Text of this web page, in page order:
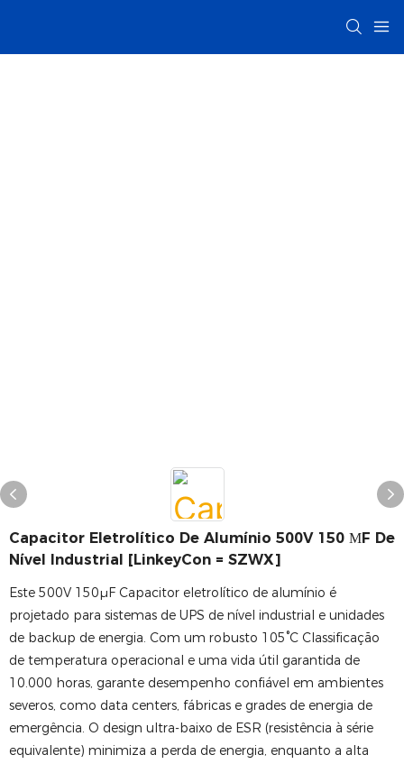
Capacitor Eletrolítico De Alumínio 500V 150 ΜF De
Nível Industrial [LinkeyCon = SZWX]
Este 500V 150μF Capacitor eletrolítico de alumínio é
projetado para sistemas de UPS de nível industrial e unidades
de backup de energia. Com um robusto 105°C Classificação
de temperatura operacional e uma vida útil garantida de
10.000 horas, garante desempenho confiável em ambientes
severos, como data centers, fábricas e grades de energia de
emergência. O design ultra-baixo de ESR (resistência à série
equivalente) minimiza a perda de energia, enquanto a alta